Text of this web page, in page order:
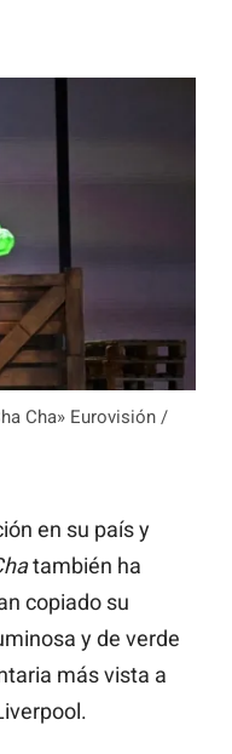
Cha» Eurovisión /
en su país y
también ha
copiado su
y de verde
más vista a